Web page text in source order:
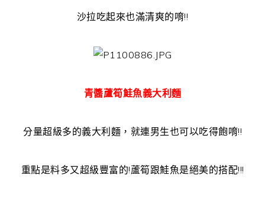
沙拉吃起來也滿清爽的唷!!
青醬蘆筍鮭魚義大利麵
分量超級多的義大利麵，就連男生也可以吃得飽唷!!
重點是料多又超級豐富的!蘆筍跟鮭魚是絕美的搭配!!!